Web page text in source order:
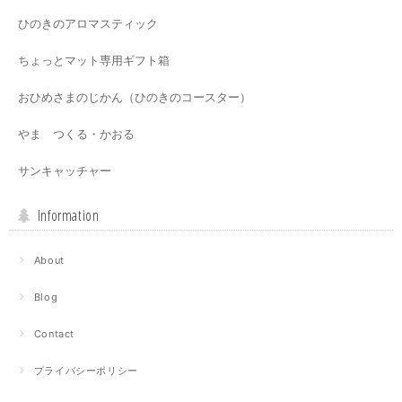
ひのきのアロマスティック
ちょっとマット専用ギフト箱
おひめさまのじかん（ひのきのコースター）
やま つくる・かおる
サンキャッチャー
Information
About
Blog
Contact
プライバシーポリシー